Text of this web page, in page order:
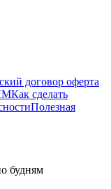
договор оферта
Как сделать
Полезная
будням